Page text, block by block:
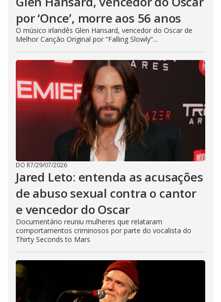
por ‘Once’, morre aos 56 anos
O músico irlandês Glen Hansard, vencedor do Oscar de
Melhor Canção Original por “Falling Slowly”...
DO R7/29/07/2026
Jared Leto: entenda as acusações
de abuso sexual contra o cantor
e vencedor do Oscar
Documentário reuniu mulheres que relataram
comportamentos criminosos por parte do vocalista do
Thirty Seconds to Mars